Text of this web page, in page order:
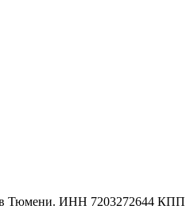
в Тюмени. ИНН 7203272644 КПП